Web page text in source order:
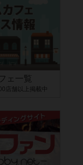
ェ一覧
店舗以上掲載中